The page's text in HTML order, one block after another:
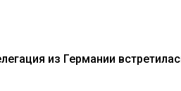
из Германии